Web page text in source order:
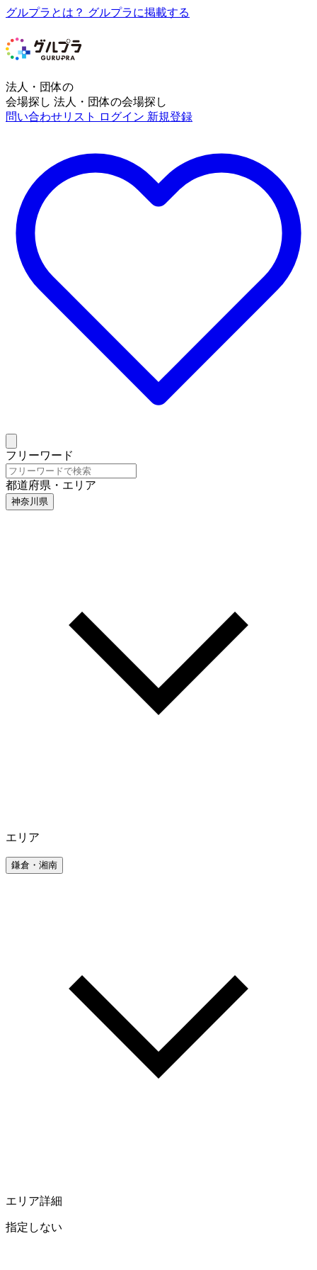
グルプラとは？ グルプラに掲載する
法人・団体の
会場探し 法人・団体の会場探し
問い合わせリスト
ログイン 新規登録
フリーワード
都道府県・エリア
神奈川県
エリア
鎌倉・湘南
エリア詳細
指定しない